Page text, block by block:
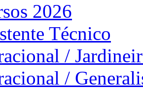
2026
Técnico
/
/